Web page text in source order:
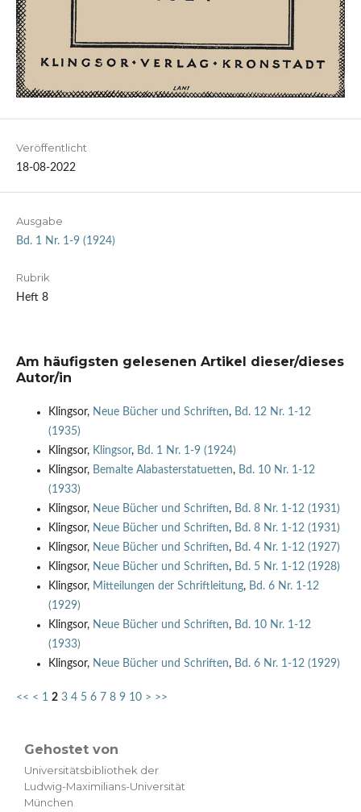
Veröffentlicht
18-08-2022
Ausgabe
Bd. 1 Nr. 1-9 (1924)
Rubrik
Heft 8
Am häufigsten gelesenen Artikel dieser/dieses
Autor/in
Klingsor, Neue Bücher und Schriften, Bd. 12 Nr. 1-12
(1935)
Klingsor, Klingsor, Bd. 1 Nr. 1-9 (1924)
Klingsor, Bemalte Alabasterstatuetten, Bd. 10 Nr. 1-12
(1933)
Klingsor, Neue Bücher und Schriften, Bd. 8 Nr. 1-12 (1931)
Klingsor, Neue Bücher und Schriften, Bd. 8 Nr. 1-12 (1931)
Klingsor, Neue Bücher und Schriften, Bd. 4 Nr. 1-12 (1927)
Klingsor, Neue Bücher und Schriften, Bd. 5 Nr. 1-12 (1928)
Klingsor, Mitteilungen der Schriftleitung, Bd. 6 Nr. 1-12
(1929)
Klingsor, Neue Bücher und Schriften, Bd. 10 Nr. 1-12
(1933)
Klingsor, Neue Bücher und Schriften, Bd. 6 Nr. 1-12 (1929)
<< < 1 2 3 4 5 6 7 8 9 10 > >>
Gehostet von
Universitätsbibliothek der
Ludwig-Maximilians-Universität
München